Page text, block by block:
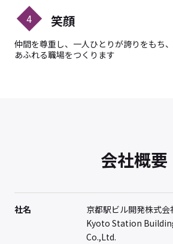
4 笑顔
仲間を尊重し、一人ひとりが誇りをもち
あふれる職場をつくります
会社概要
社名
京都駅ビル開発株式会
Kyoto Station
Co.,Ltd.